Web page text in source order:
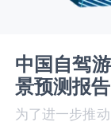
中国自驾
景预测报
为了进一步推